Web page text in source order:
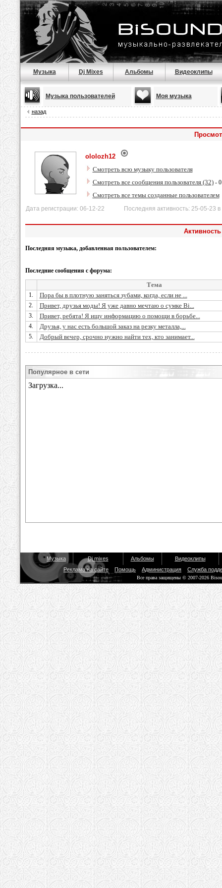
Музыка Dj Mixes Альбомы Видеоклипы
Музыка пользователей Моя музыка
назад
ololozh12
Смотреть всю музыку пользователя
Смотреть все сообщения пользователя (32)-
Смотреть все темы созданные пользователем
Дата регистрации: 06-12-22 Последняя активность: 25-05-23 в
Последняя музыка, добавленная пользователем:
Последние сообщения с форума:
Тема
1. Пора бы в плотную заняться зубами, когда, если не ...
2. Привет, друзья моды! Я уже давно мечтаю о сумке Bi...
3. Привет, ребята! Я ищу информацию о помощи в борьбе...
4. Друзья, у нас есть большой заказ на резку металла,...
5. Добрый вечер, срочно нужно найти тех, кто занимает...
Популярное в сети
Музыка Dj mixes Альбомы
Видеоклипы
Реклама на сайте
Помощь Администрация Служба
Все права защищены © 2007-2026